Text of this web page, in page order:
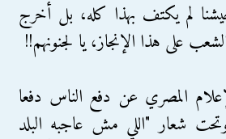
لم يكتف بهذا كله، بل أخرج
على هذا الإنجاز، يا لجنونهم!!
المصري عن دفع الناس دفعا
شعار "اللي مش عاجبه البلد